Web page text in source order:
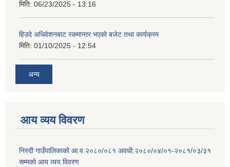
मिति: 06/23/2025 - 13:16
हिउदे अधिवेशनबाट रकमान्तर भएको बजेट तथा कार्यक्रम
मिति: 01/10/2025 - 12:54
अन्य
आय व्यय विवरण
निस्दी गाउँपालिकाको आ.व.२०८०/०८१ अवधी:२०८०/०४/०१-२०८१/०३/३१
सम्मको आय व्यय विवरण